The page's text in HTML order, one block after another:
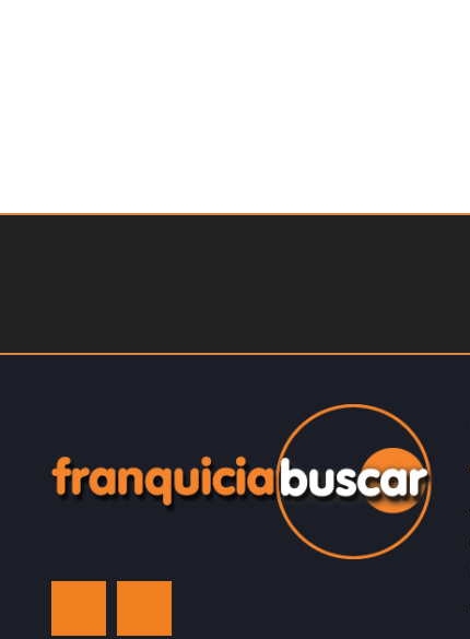
franquicia ateniense y benefíciese de…